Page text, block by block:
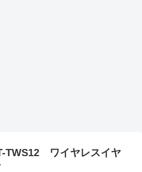
TWS12 ワイヤレスイヤ